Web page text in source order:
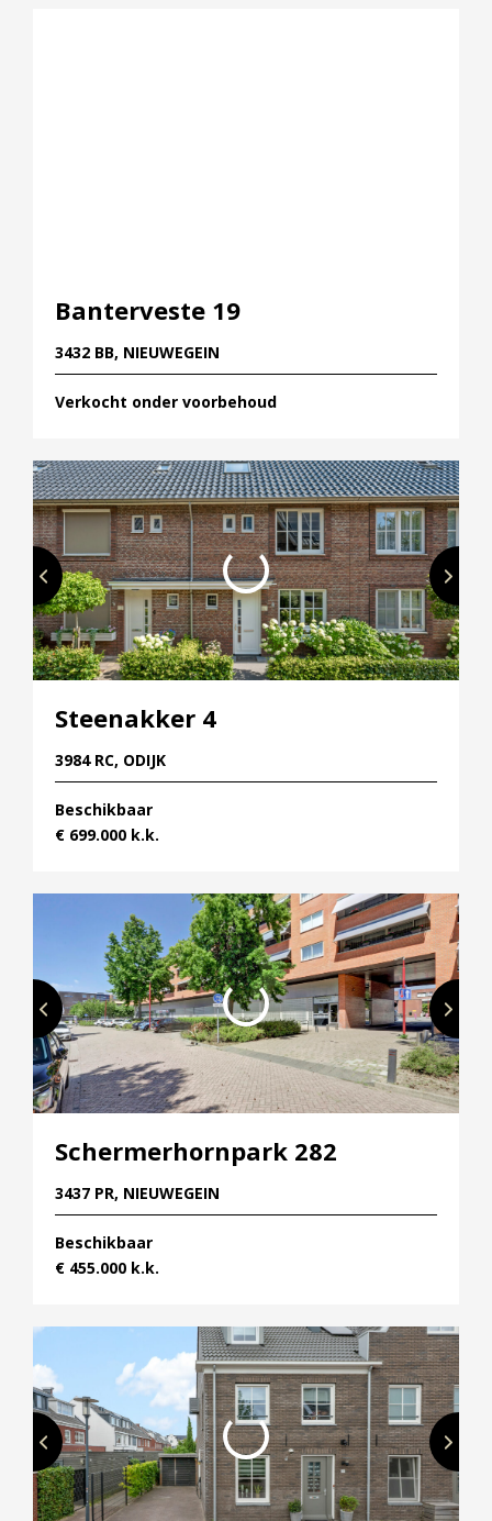
Projectontwikkelaars
Particulieren
Hypotheken
Hypotheek oversluiten
Hypotheek verhogen
Starterslening
Financiële check
Banken
Duurzame hypotheek
Leer ons kennen
Over Ons
Vacatures
Vestigingen
Vestiging Nieuwegein
Vestiging Houten
Vestiging Vleuten-De Meern en Leidsche Rijn
Vestiging Utrecht
Vestiging Maarssen
Inloggen MOVE
Banterveste 19
3432 BB, NIEUWEGEIN
Verkocht onder voorbehoud
Steenakker 4
3984 RC, ODIJK
Beschikbaar
€ 699.000 k.k.
Schermerhornpark 282
3437 PR, NIEUWEGEIN
Beschikbaar
€ 455.000 k.k.